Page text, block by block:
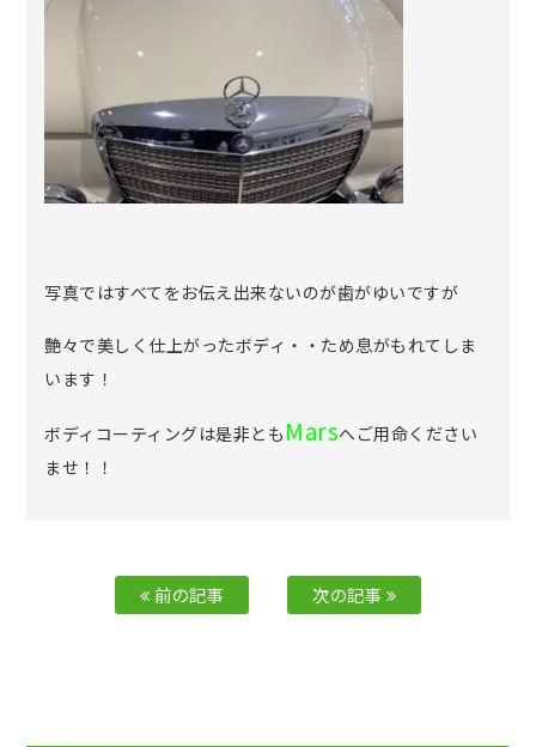
写真ではすべてをお伝え出来ないのが歯がゆいですが
艶々で美しく仕上がったボディ・・ため息がもれてしま
います！
ボディコーティングは是非とも Marsへご用命ください
ませ！！
前の記事 次の記事